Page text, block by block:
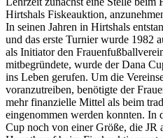
Hirtshals Fiskeauktion,
In seinen Jahren in Hirtshals
und das erste Turnier wurde 1982
als Initiator den
mitbegründete, wurde der Dana
ins Leben gerufen. Um die
voranzutreiben, benötigte der
mehr finanzielle Mittel als beim
eingenommen werden konnten. In
Cup noch von einer Größe, die JR